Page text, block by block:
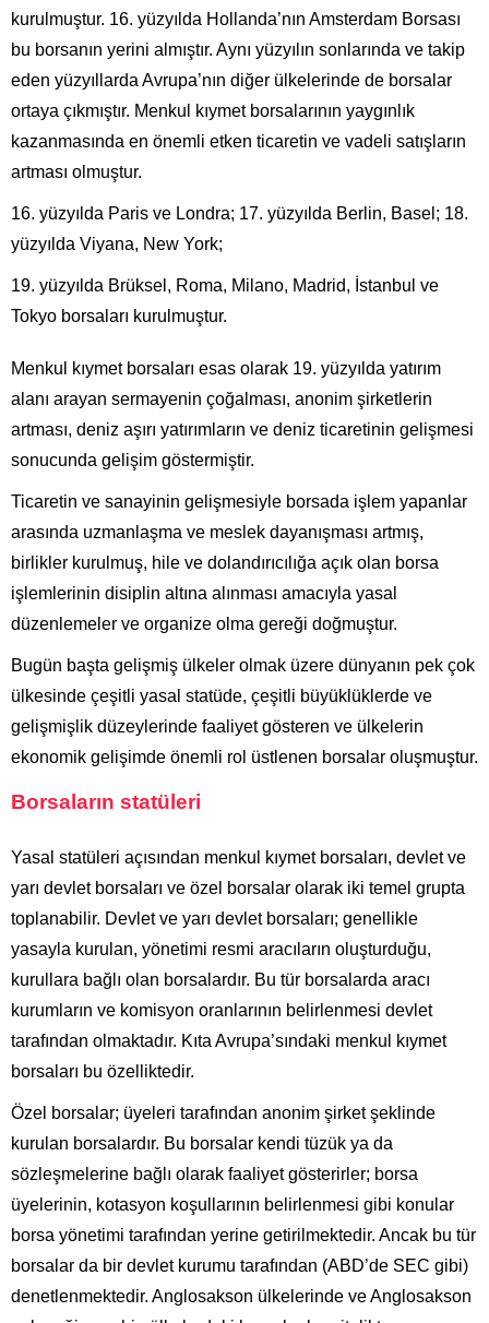
kurulmuştur. 16. yüzyılda Hollanda’nın Amsterdam Borsası
bu borsanın yerini almıştır. Aynı yüzyılın sonlarında ve takip
eden yüzyıllarda Avrupa’nın diğer ülkelerinde de borsalar
ortaya çıkmıştır. Menkul kıymet borsalarının yaygınlık
kazanmasında en önemli etken ticaretin ve vadeli satışların
artması olmuştur.
16. yüzyılda Paris ve Londra; 17. yüzyılda Berlin, Basel; 18.
yüzyılda Viyana, New York;
19. yüzyılda Brüksel, Roma, Milano, Madrid, İstanbul ve
Tokyo borsaları kurulmuştur.
Menkul kıymet borsaları esas olarak 19. yüzyılda yatırım
alanı arayan sermayenin çoğalması, anonim şirketlerin
artması, deniz aşırı yatırımların ve deniz ticaretinin gelişmesi
sonucunda gelişim göstermiştir.
Ticaretin ve sanayinin gelişmesiyle borsada işlem yapanlar
arasında uzmanlaşma ve meslek dayanışması artmış,
birlikler kurulmuş, hile ve dolandırıcılığa açık olan borsa
işlemlerinin disiplin altına alınması amacıyla yasal
düzenlemeler ve organize olma gereği doğmuştur.
Bugün başta gelişmiş ülkeler olmak üzere dünyanın pek çok
ülkesinde çeşitli yasal statüde, çeşitli büyüklüklerde ve
gelişmişlik düzeylerinde faaliyet gösteren ve ülkelerin
ekonomik gelişimde önemli rol üstlenen borsalar oluşmuştur.
Borsaların statüleri
Yasal statüleri açısından menkul kıymet borsaları, devlet ve
yarı devlet borsaları ve özel borsalar olarak iki temel grupta
toplanabilir. Devlet ve yarı devlet borsaları; genellikle
yasayla kurulan, yönetimi resmi aracıların oluşturduğu,
kurullara bağlı olan borsalardır. Bu tür borsalarda aracı
kurumların ve komisyon oranlarının belirlenmesi devlet
tarafından olmaktadır. Kıta Avrupa’sındaki menkul kıymet
borsaları bu özelliktedir.
Özel borsalar; üyeleri tarafından anonim şirket şeklinde
kurulan borsalardır. Bu borsalar kendi tüzük ya da
sözleşmelerine bağlı olarak faaliyet gösterirler; borsa
üyelerinin, kotasyon koşullarının belirlenmesi gibi konular
borsa yönetimi tarafından yerine getirilmektedir. Ancak bu tür
borsalar da bir devlet kurumu tarafından (ABD’de SEC gibi)
denetlenmektedir. Anglosakson ülkelerinde ve Anglosakson